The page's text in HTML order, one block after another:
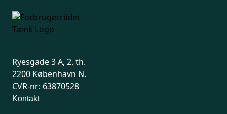
Ryesgade 3 A, 2. th.
2200 København N.
CVR-nr: 63870528
Kontakt